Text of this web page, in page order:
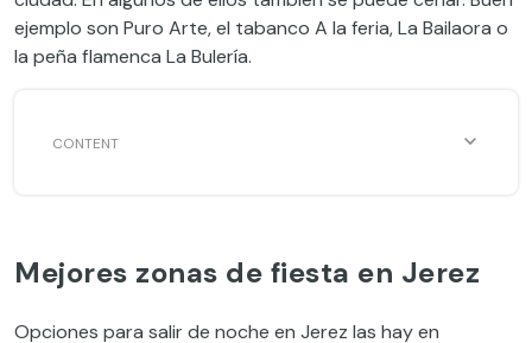
ejemplo son Puro Arte, el tabanco A la feria, La Bailaora o
la peña flamenca La Bulería.
Mejores zonas de fiesta en Jerez
Opciones para salir de noche en Jerez las hay en